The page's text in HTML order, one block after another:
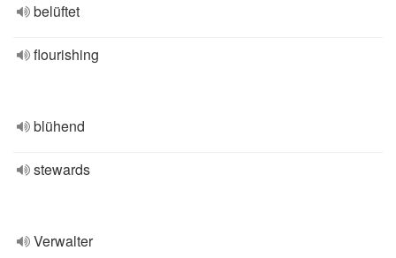
belüftet
flourishing
blühend
stewards
Verwalter